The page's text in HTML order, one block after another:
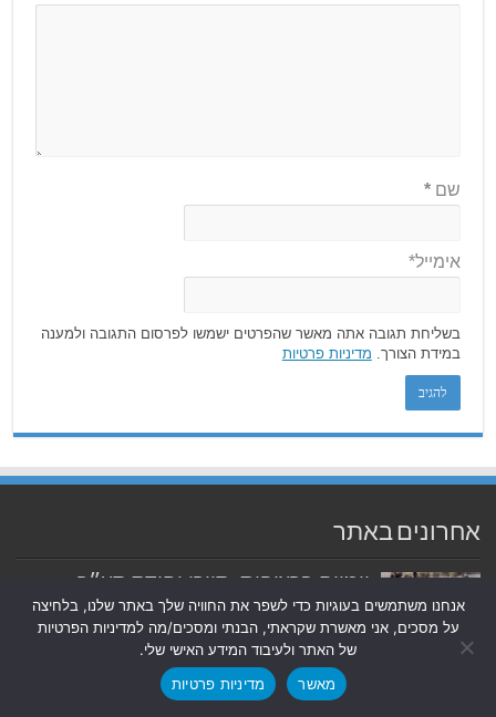
שם*
אימייל*
בשליחת תגובה אתה מאשר שהפרטים ישמשו לפרסום התגובה ולמענה
במידת הצורך. מדיניות פרטיות
אחרונים באתר
יומיים ברציפות: סיירי יחידת סע״ר
תפסו שב״חים בלב רמת גן
אוגוסט 5, 2026
הצ'ק ליסט של כללית לתיק תרופות
מנצח לחופשה
אוגוסט 5, 2026
אנחנו משתמשים בעוגיות כדי לשפר את החוויה שלך באתר שלנו, בלחיצה
על מסכים, אני מאשרת שקראתי, הבנתי ומסכים/מה למדיניות הפרטיות
של האתר ולעיבוד המידע האישי שלי.
מאשר
מדיניות פרטיות